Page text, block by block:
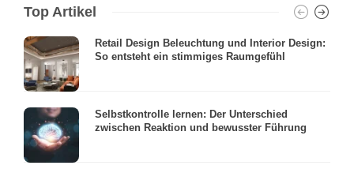
Top Artikel
Retail Design Beleuchtung und Interior Design:
So entsteht ein stimmiges Raumgefühl
Selbstkontrolle lernen: Der Unterschied
zwischen Reaktion und bewusster Führung